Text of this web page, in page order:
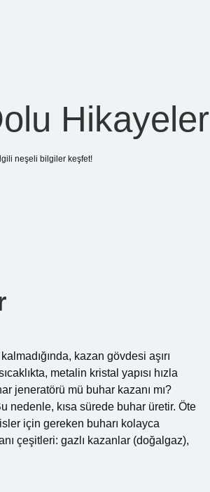
Hikayeler
neşeli bilgiler keşfet!
kazan gövdesi aşırı
metalin kristal yapısı hızla
jeneratörü mü buhar kazanı mı?
nedenle, kısa sürede buhar üretir. Öte
için gereken buharı kolayca
çeşitleri: gazlı kazanlar (doğalgaz),